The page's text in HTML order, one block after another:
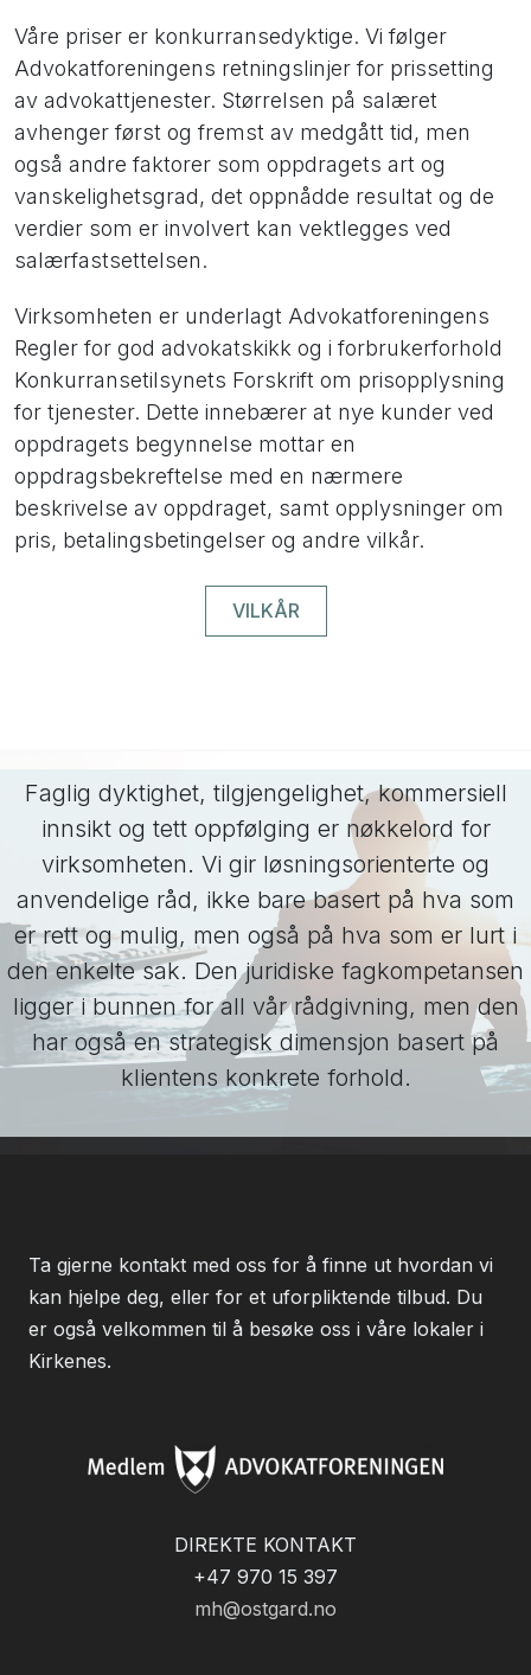
Våre priser er konkurransedyktige. Vi følger
Advokatforeningens retningslinjer for prissetting
av advokattjenester. Størrelsen på salæret
avhenger først og fremst av medgått tid, men
også andre faktorer som oppdragets art og
vanskelighetsgrad, det oppnådde resultat og de
verdier som er involvert kan vektlegges ved
salærfastsettelsen.
Virksomheten er underlagt Advokatforeningens
Regler for god advokatskikk og i forbrukerforhold
Konkurransetilsynets Forskrift om prisopplysning
for tjenester. Dette innebærer at nye kunder ved
oppdragets begynnelse mottar en
oppdragsbekreftelse med en nærmere
beskrivelse av oppdraget, samt opplysninger om
pris, betalingsbetingelser og andre vilkår.
VILKÅR
Faglig dyktighet, tilgjengelighet, kommersiell
innsikt og tett oppfølging er nøkkelord for
virksomheten. Vi gir løsningsorienterte og
anvendelige råd, ikke bare basert på hva som
er rett og mulig, men også på hva som er lurt i
den enkelte sak. Den juridiske fagkompetansen
ligger i bunnen for all vår rådgivning, men den
har også en strategisk dimensjon basert på
klientens konkrete forhold.
Ta gjerne kontakt med oss for å finne ut hvordan vi
kan hjelpe deg, eller for et uforpliktende tilbud. Du
er også velkommen til å besøke oss i våre lokaler i
Kirkenes.
DIREKTE KONTAKT
+47 970 15 397
mh@ostgard.no